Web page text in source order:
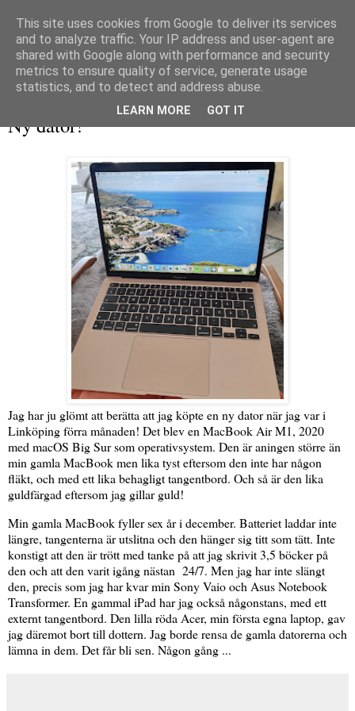
Ny dator!
Jag har ju glömt att berätta att jag köpte en ny dator när jag var i
Linköping förra månaden! Det blev en MacBook Air M1, 2020
med macOS Big Sur som operativsystem. Den är aningen större än
min gamla MacBook men lika tyst eftersom den inte har någon
fläkt, och med ett lika behagligt tangentbord. Och så är den lika
guldfärgad eftersom jag gillar guld!
Min gamla MacBook fyller sex år i december. Batteriet laddar inte
längre, tangenterna är utslitna och den hänger sig titt som tätt. Inte
konstigt att den är trött med tanke på att jag skrivit 3,5 böcker på
den och att den varit igång nästan 24/7. Men jag har inte slängt
den, precis som jag har kvar min Sony Vaio och Asus Notebook
Transformer. En gammal iPad har jag också någonstans, med ett
externt tangentbord. Den lilla röda Acer, min första egna laptop, gav
jag däremot bort till dottern. Jag borde rensa de gamla datorerna och
lämna in dem. Det får bli sen. Någon gång ...
This site uses cookies from Google to deliver its services
and to analyze traffic. Your IP address and user-agent are
shared with Google along with performance and security
metrics to ensure quality of service, generate usage
statistics, and to detect and address abuse.
LEARN MORE GOT IT